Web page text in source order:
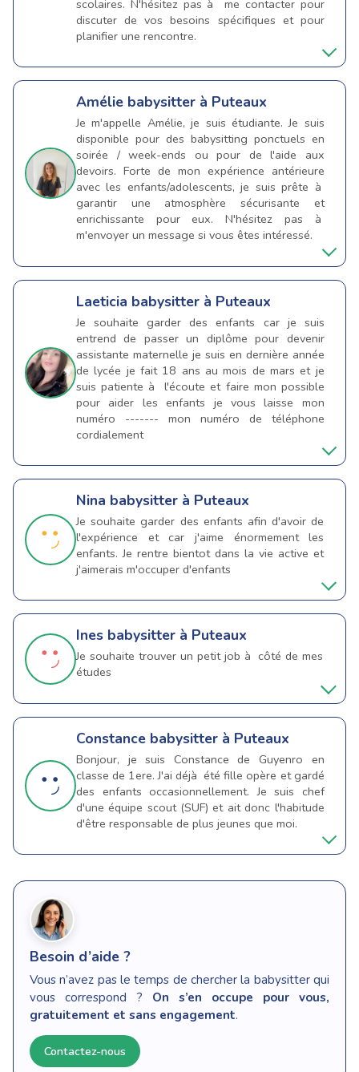
scolaires. N'hésitez pas à me contacter pour
discuter de vos besoins spécifiques et pour
planifier une rencontre.
Amélie babysitter à Puteaux
Je m'appelle Amélie, je suis étudiante. Je suis
disponible pour des babysitting ponctuels en
soirée / week-ends ou pour de l'aide aux
devoirs. Forte de mon expérience antérieure
avec les enfants/adolescents, je suis prête à
garantir une atmosphère sécurisante et
enrichissante pour eux. N'hésitez pas à
m'envoyer un message si vous êtes intéressé.
Laeticia babysitter à Puteaux
Je souhaite garder des enfants car je suis
entrend de passer un diplôme pour devenir
assistante maternelle je suis en dernière année
de lycée je fait 18 ans au mois de mars et je
suis patiente à l'écoute et faire mon possible
pour aider les enfants je vous laisse mon
numéro ------- mon numéro de téléphone
cordialement
Nina babysitter à Puteaux
Je souhaite garder des enfants afin d'avoir de
l'expérience et car j'aime énormement les
enfants. Je rentre bientot dans la vie active et
j'aimerais m'occuper d'enfants
Ines babysitter à Puteaux
Je souhaite trouver un petit job à côté de mes
études
Constance babysitter à Puteaux
Bonjour, je suis Constance de Guyenro en
classe de 1ere. J'ai déjà été fille opère et gardé
des enfants occasionnellement. Je suis chef
d'une équipe scout (SUF) et ait donc l'habitude
d'être responsable de plus jeunes que moi.
Besoin d’aide ?
Vous n’avez pas le temps de chercher la babysitter qui
vous correspond ? On s’en occupe pour vous,
gratuitement et sans engagement.
Contactez-nous